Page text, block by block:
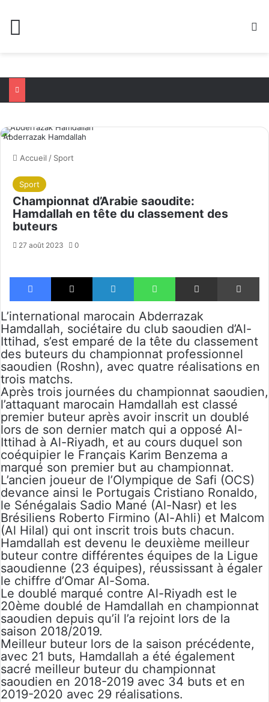
Abderrazak Hamdallah
Accueil / Sport
Sport
Championnat d’Arabie saoudite:
Hamdallah en tête du classement des
buteurs
27 août 2023 0
Facebook X Linkedin WhatsApp Partager par email
L’international marocain Abderrazak
Hamdallah, sociétaire du club saoudien d’Al-
Ittihad, s’est emparé de la tête du classement
des buteurs du championnat professionnel
saoudien (Roshn), avec quatre réalisations en
trois matchs.
Après trois journées du championnat saoudien,
l’attaquant marocain Hamdallah est classé
premier buteur après avoir inscrit un doublé
lors de son dernier match qui a opposé Al-
Ittihad à Al-Riyadh, et au cours duquel son
coéquipier le Français Karim Benzema a
marqué son premier but au championnat.
L’ancien joueur de l’Olympique de Safi (OCS)
devance ainsi le Portugais Cristiano Ronaldo,
le Sénégalais Sadio Mané (Al-Nasr) et les
Brésiliens Roberto Firmino (Al-Ahli) et Malcom
(Al Hilal) qui ont inscrit trois buts chacun.
Hamdallah est devenu le deuxième meilleur
buteur contre différentes équipes de la Ligue
saoudienne (23 équipes), réussissant à égaler
le chiffre d’Omar Al-Soma.
Le doublé marqué contre Al-Riyadh est le
20ème doublé de Hamdallah en championnat
saoudien depuis qu’il l’a rejoint lors de la
saison 2018/2019.
Meilleur buteur lors de la saison précédente,
avec 21 buts, Hamdallah a été également
sacré meilleur buteur du championnat
saoudien en 2018-2019 avec 34 buts et en
2019-2020 avec 29 réalisations.